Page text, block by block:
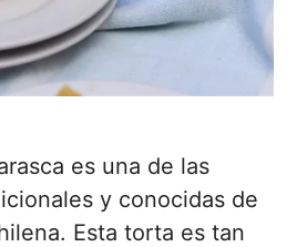
es una de las
y conocidas de
Esta torta es tan